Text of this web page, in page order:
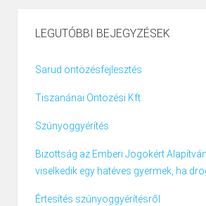
LEGUTÓBBI BEJEGYZÉSEK
Sarud öntözésfejlesztés
Tiszanánai Öntözési Kft.
Szúnyoggyérítés
Bizottság az Emberi Jogokért
viselkedik egy hatéves gyermek, ha
Értesítés szúnyoggyérítésről